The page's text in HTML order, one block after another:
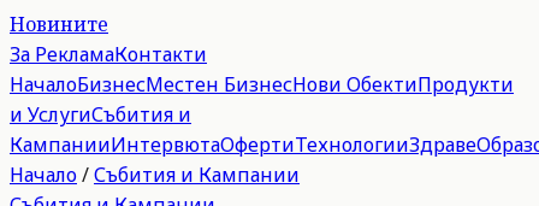
Новините
За РекламаКонтакти
НачалоБизнесМестен БизнесНови ОбектиПродукти
и УслугиСъбития и
КампанииИнтервютаОфертиТехнологииЗдраве
Начало/Събития и Кампании